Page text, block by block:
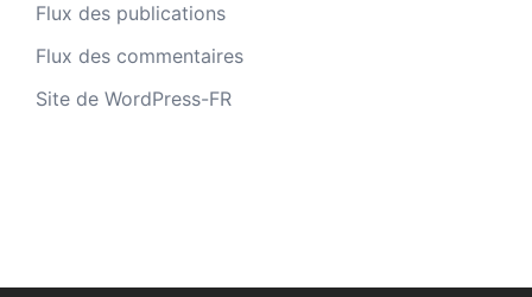
Flux des publications
Flux des commentaires
Site de WordPress-FR